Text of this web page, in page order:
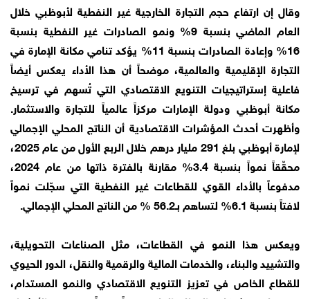
وقال إن ارتفاع حجم التجارة الخارجية غير النفطية لأبوظبي خلال
العام الماضي بنسبة 9% ونمو الصادرات غير النفطية بنسبة
16% وإعادة الصادرات بنسبة 11% يؤكد تنامي مكانة الإمارة في
التجارة الإقليمية والعالمية، موضحاً أن هذا الأداء يعكس أيضاً
فاعلية إستراتيجيات التنويع الاقتصادي التي تُسهم في ترسيخ
مكانة أبوظبي ودولة الإمارات مركزاً عالمياً للتجارة والاستثمار.
وأظهرت أحدث المؤشرات الاقتصادية أن الناتج المحلي الإجمالي
لإمارة أبوظبي بلغ 291 مليار درهم خلال الربع الأول من عام 2025،
محقّقاً نمواً بنسبة 3.4% مقارنة بالفترة ذاتها من عام 2024،
مدفوعاً بالأداء القوي للقطاعات غير النفطية التي سجّلت نمواً
لافتاً بنسبة 6.1% لتساهم بـ56.2 % من الناتج المحلي الإجمالي.
ويعكس هذا النمو في القطاعات، مثل الصناعات التحويلية،
والتشييد والبناء، والخدمات المالية والرقمية والنقل، الدور الحيوي
للقطاع الخاص في تعزيز التنويع الاقتصادي والنمو المستدام،